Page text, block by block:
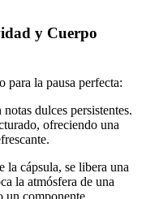
y Cuerpo
para la pausa perfecta:
dulces persistentes.
ofreciendo una
la cápsula, se libera una
la atmósfera de una
un componente